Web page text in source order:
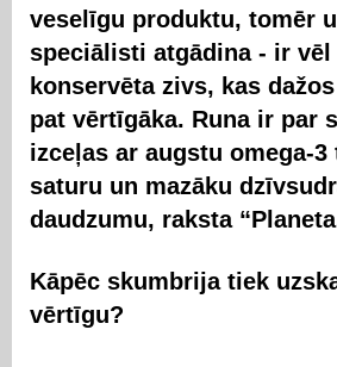
veselīgu produktu, tomēr
speciālisti atgādina - ir vēl
konservēta zivs, kas
pat vērtīgāka. Runa ir par
izceļas ar augstu omega-3
saturu un mazāku
daudzumu, raksta
Kāpēc skumbrija tiek
vērtīgu?